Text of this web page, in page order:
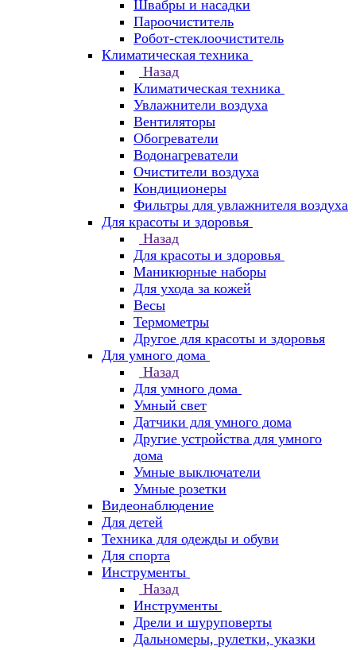
Швабры и насадки
Пароочиститель
Робот-стеклоочиститель
Климатическая техника
Назад
Климатическая техника
Увлажнители воздуха
Вентиляторы
Обогреватели
Водонагреватели
Очистители воздуха
Кондиционеры
Фильтры для увлажнителя воздуха
Для красоты и здоровья
Назад
Для красоты и здоровья
Маникюрные наборы
Для ухода за кожей
Весы
Термометры
Другое для красоты и здоровья
Для умного дома
Назад
Для умного дома
Умный свет
Датчики для умного дома
Другие устройства для умного
дома
Умные выключатели
Умные розетки
Видеонаблюдение
Для детей
Техника для одежды и обуви
Для спорта
Инструменты
Назад
Инструменты
Дрели и шуруповерты
Дальномеры, рулетки, указки